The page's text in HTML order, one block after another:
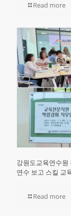
Read more
강원도교육연수원
연수 보고 스킬 교
Read more